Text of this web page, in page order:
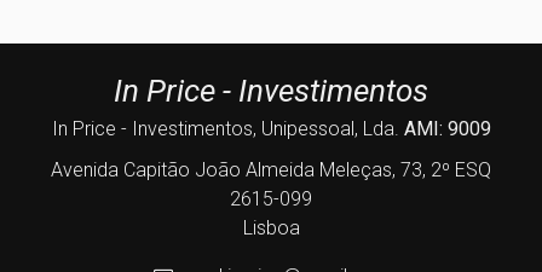
In Price - Investimentos
In Price - Investimentos, Unipessoal, Lda. AMI: 9009
Avenida Capitão João Almeida Meleças, 73, 2º ESQ
2615-099
Lisboa